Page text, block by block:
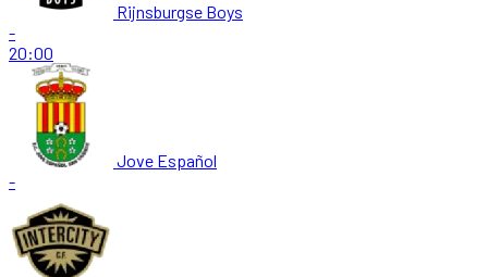
Rijnsburgse Boys
-
20:00
Jove Español
-